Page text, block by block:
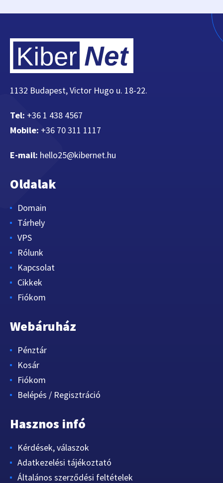
1132 Budapest, Victor Hugo u. 18-22.
Tel: +36 1 438 4567
Mobile: +36 70 311 1117
E-mail: hello25@kibernet.hu
Oldalak
Domain
Tárhely
VPS
Rólunk
Kapcsolat
Cikkek
Fiókom
Webáruház
Pénztár
Kosár
Fiókom
Belépés / Regisztráció
Hasznos infó
Kérdések, válaszok
Adatkezelési tájékoztató
Általános szerződési feltételek